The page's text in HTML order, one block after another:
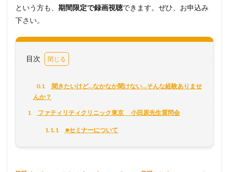
という方も、 期間限定で録画視聴できます。ぜひ、お申込み
下さい。
目次
0.1
聞きたいけど…なかなか聞けない…そんな経験ありませ
んか？
1 ファティリティクリニック東京 小田原先生質問会
1.1.1 ■セミナーについて